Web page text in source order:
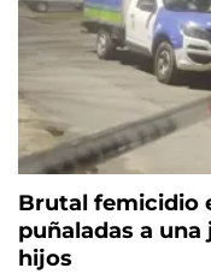
Brutal femicidio
puñaladas a
hijos